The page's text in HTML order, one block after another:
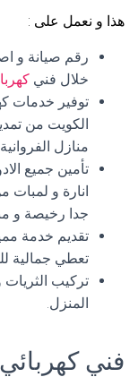
هذا و نعمل على :
رقم صيانة و
خلال فني
توفير خدمات
الكويت من
منازل
تأمين جميع
انارة و لمبات
جدا رخيصة و
تقديم خدمة
تعطي جمالية
تركيب الثريات
المنزل.
فني